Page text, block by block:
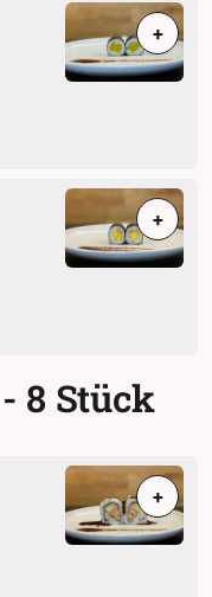
+
+
8 Stück
+